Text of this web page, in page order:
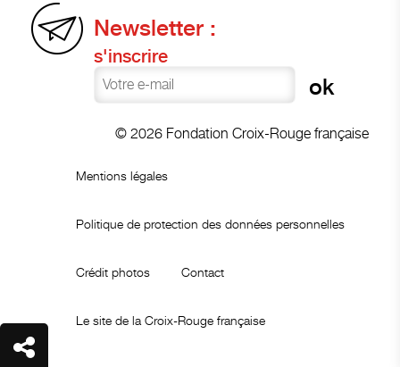
Newsletter :
s'inscrire
© 2026 Fondation Croix-Rouge française
Mentions légales
Politique de protection des données personnelles
Crédit photos Contact
Le site de la Croix-Rouge française